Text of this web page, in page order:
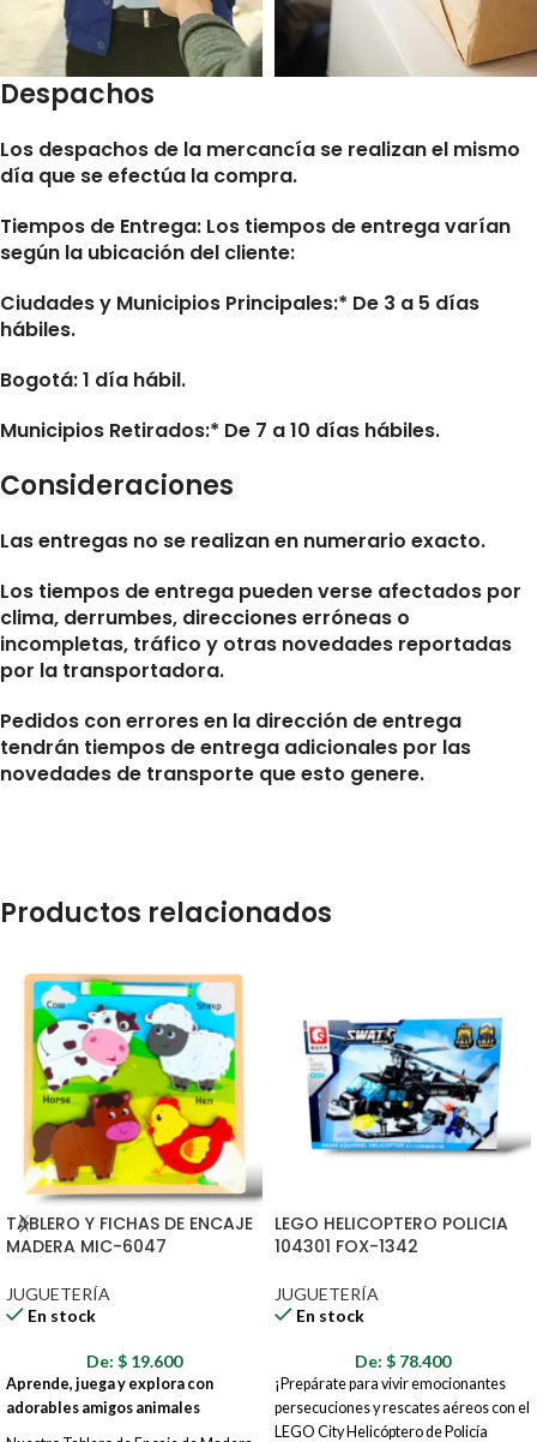
Despachos
Los despachos de la mercancía se realizan el mismo
día que se efectúa la compra.
Tiempos de Entrega: Los tiempos de entrega varían
según la ubicación del cliente:
Ciudades y Municipios Principales:* De 3 a 5 días
hábiles.
Bogotá: 1 día hábil.
Municipios Retirados:* De 7 a 10 días hábiles.
Consideraciones
Las entregas no se realizan en numerario exacto.
Los tiempos de entrega pueden verse afectados por
clima, derrumbes, direcciones erróneas o
incompletas, tráfico y otras novedades reportadas
por la transportadora.
Pedidos con errores en la dirección de entrega
tendrán tiempos de entrega adicionales por las
novedades de transporte que esto genere.
Productos relacionados
TABLERO Y FICHAS DE ENCAJE
MADERA MIC-6047
JUGUETERÍA
En stock
De: $ 19.600
Aprende, juega y explora con
adorables amigos animales
LEGO HELICOPTERO POLICIA
104301 FOX-1342
JUGUETERÍA
En stock
De: $ 78.400
¡Prepárate para vivir emocionantes
persecuciones y rescates aéreos con el
LEGO City Helicóptero de Policía